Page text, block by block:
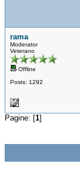
rama
Moderator
Veterano
Offline
Posts: 1292
Pagine: [1]